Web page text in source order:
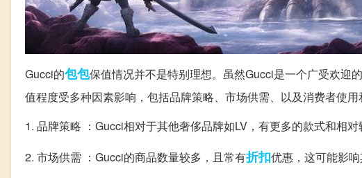
Gucci的包包保值情况并不是特别理想。虽然Gucci是一个广受欢迎
值程度受多种因素影响，包括品牌策略、市场供需、以及消费者使
1. 品牌策略 ：Gucci相对于其他奢侈品牌如LV，有更多的款式和相
2. 市场供需 ：Gucci的商品数量较多，且常有折扣优惠，这可能影响